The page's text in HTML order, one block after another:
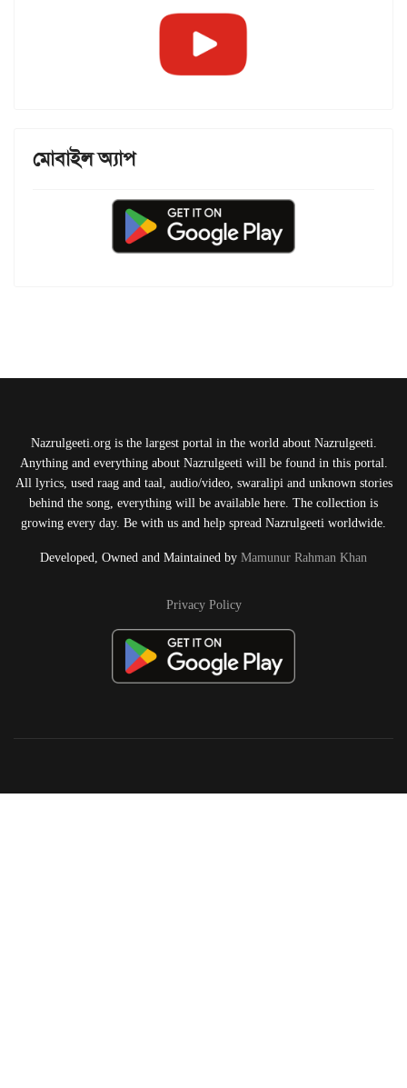
মোবাইল অ্যাপ
Nazrulgeeti.org is the largest portal in the world about Nazrulgeeti.
Anything and everything about Nazrulgeeti will be found in this portal.
All lyrics, used raag and taal, audio/video, swaralipi and unknown stories
behind the song, everything will be available here. The collection is
growing every day. Be with us and help spread Nazrulgeeti worldwide.
Developed, Owned and Maintained by Mamunur Rahman Khan
Privacy Policy